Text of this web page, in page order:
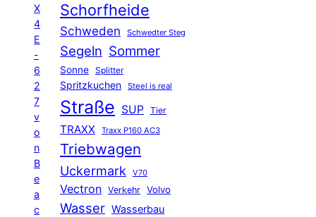
X
4
E
-
6
2
7
v
o
n
B
e
a
c
Schorfheide
Schweden Schwedter Steg
Segeln Sommer
Sonne Splitter
Spritzkuchen Steel is real
Straße SUP Tier
TRAXX Traxx P160 AC3
Triebwagen
Uckermark V70
Vectron Verkehr Volvo
Wasser Wasserbau